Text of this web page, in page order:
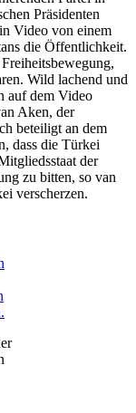
Präsidenten
Video von einem
die Öffentlichkeit.
Wild lachend und
auf dem Video
Aken, der
beteiligt an dem
dass die Türkei
der
zu bitten, so van
verscherzen.